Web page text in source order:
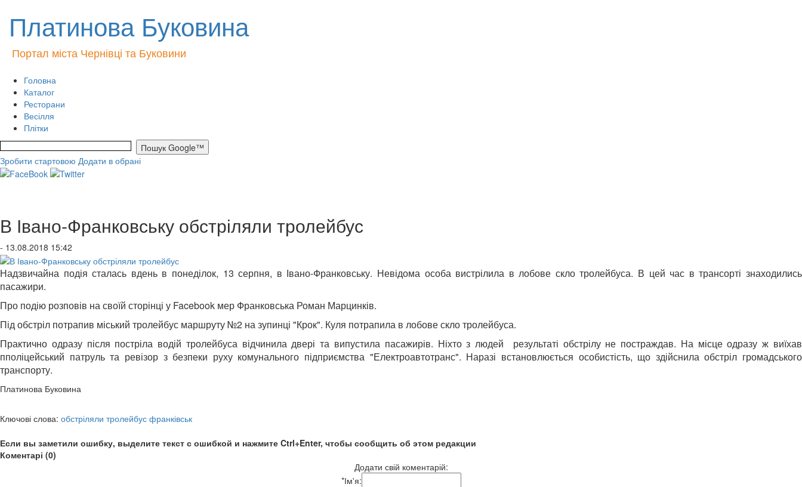
Платинова Буковина
Портал міста Чернівці та Буковини
Головна
Каталог
Ресторани
Весілля
Плітки
Зробити стартовою Додати в обрані
В Івано-Франковську обстріляли тролейбус
- 13.08.2018 15:42
Надзвичайна подія сталась вдень в понеділок, 13 серпня, в Івано-Франковську. Невідома особа вистрілила в лобове скло тролейбуса. В цей час в трансорті знаходились
пасажири.
Про подію розповів на своїй сторінці у Facebook мер Франковська Роман Марцинків.
Під обстріл потрапив міський тролейбус маршруту №2 на зупинці "Крок". Куля потрапила в лобове скло тролейбуса.
Практично одразу після постріла водій тролейбуса відчинила двері та випустила пасажирів. Ніхто з людей результаті обстрілу не постраждав. На місце одразу ж виїхав
пполіцейський патруль та ревізор з безпеки руху комунального підприємства "Електроавтотранс". Наразі встановлюється особистість, що здійснила обстріл громадського
транспорту.
Платинова Буковина
Ключові слова: обстріляли тролейбус франківськ
Если вы заметили ошибку, выделите текст с ошибкой и нажмите Ctrl+Enter, чтобы сообщить об этом редакции
Коментарі (0)
Додати свій коментарій:
*Ім'я: